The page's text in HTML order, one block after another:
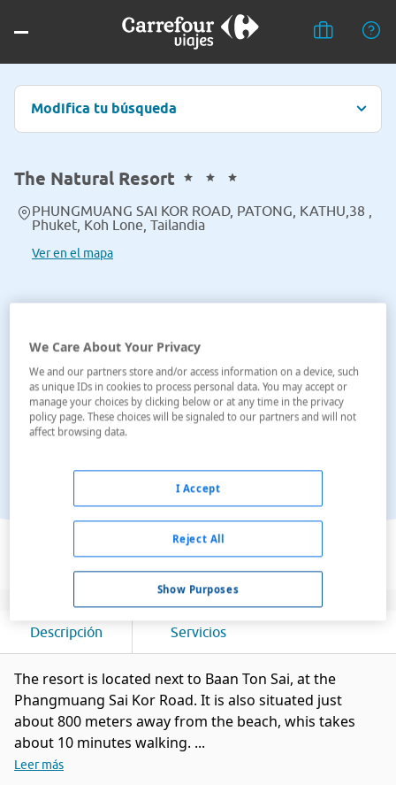
Modifica tu búsqueda
The Natural Resort
PHUNGMUANG SAI KOR ROAD, PATONG, KATHU,38 ,
Phuket, Koh Lone, Tailandia
Ver en el mapa
Ver en el mapa
Descripción Servicios
The resort is located next to Baan Ton Sai, at the
Phangmuang Sai Kor Road. It is also situated just
about 800 meters away from the beach, whis takes
about 10 minutes walking. ...
Leer más
We Care About Your Privacy
We and our partners store and/or access information on a device, such
as unique IDs in cookies to process personal data. You may accept or
manage your choices by clicking below or at any time in the privacy
policy page. These choices will be signaled to our partners and will not
affect browsing data.
Show Purposes
Reject All
I Accept